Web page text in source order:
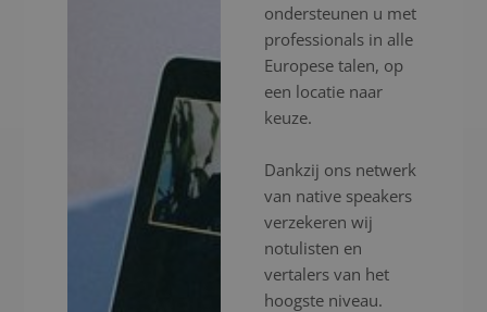
ondersteunen u met
professionals in alle
Europese talen, op
een locatie naar
keuze.
Dankzij ons netwerk
van native speakers
verzekeren wij
notulisten en
vertalers van het
hoogste niveau.